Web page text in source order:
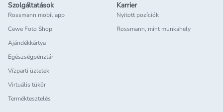
Szolgáltatások
Rossmann mobil app
Cewe Foto Shop
Ajándékkártya
Egészségpénztár
Vízparti üzletek
Virtuális tükör
Terméktesztelés
Karrier
Nyitott pozíciók
Rossmann, mint munkahely